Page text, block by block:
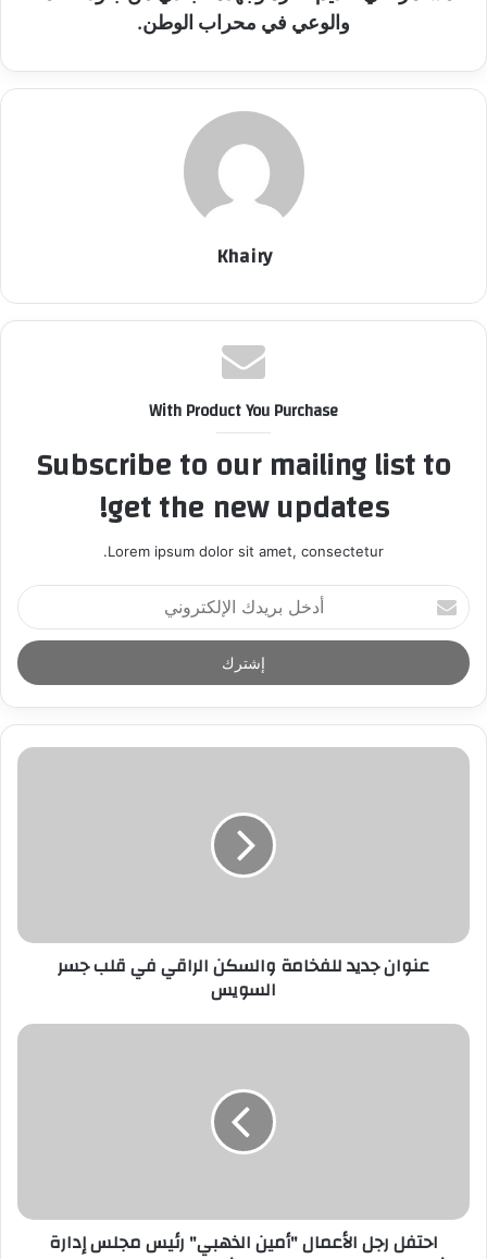
والوعي في محراب الوطن.
Khairy
With Product You Purchase
Subscribe to our mailing list to
get the new updates!
Lorem ipsum dolor sit amet, consectetur.
أ
د
خ
ل
ر
د
ر
عنوان جديد للفخامة والسكن الراقي في قلب جسر
السويس
احتفل رجل الأعمال "أمين الذهبي" رئيس مجلس إدارة